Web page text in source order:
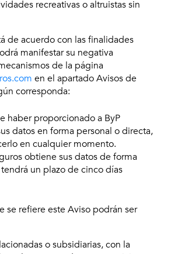
recreativas o altruistas sin
de acuerdo con las finalidades
manifestar su negativa
de la página
en el apartado Avisos de
corresponda:
haber proporcionado a ByP
datos en forma personal o directa,
en cualquier momento.
obtiene sus datos de forma
un plazo de cinco días
se refiere este Aviso podrán ser
o subsidiarias, con la